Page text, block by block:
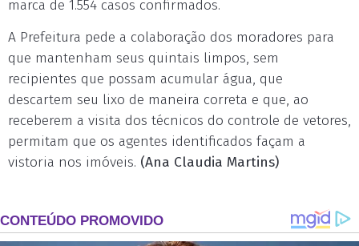
marca de 1.554 casos confirmados.
A Prefeitura pede a colaboração dos moradores para
que mantenham seus quintais limpos, sem
recipientes que possam acumular água, que
descartem seu lixo de maneira correta e que, ao
receberem a visita dos técnicos do controle de vetores,
permitam que os agentes identificados façam a
vistoria nos imóveis. (Ana Claudia Martins)